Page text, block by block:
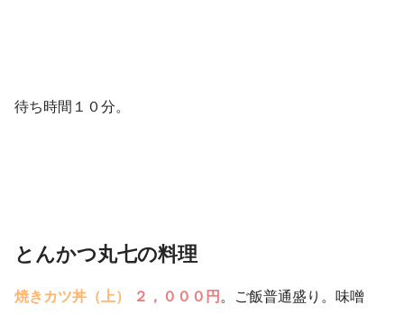
待ち時間１０分。
とんかつ丸七の料理
焼きカツ丼（上） ２，０００円 。ご飯普通盛り。味噌